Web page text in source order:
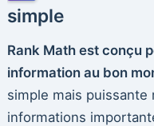
simple
Rank Math est conçu
information au bon
simple mais
informations